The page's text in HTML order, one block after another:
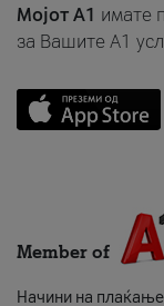
Мојот A1 имате
за Вашите A1
Member of
Начини на плаќање